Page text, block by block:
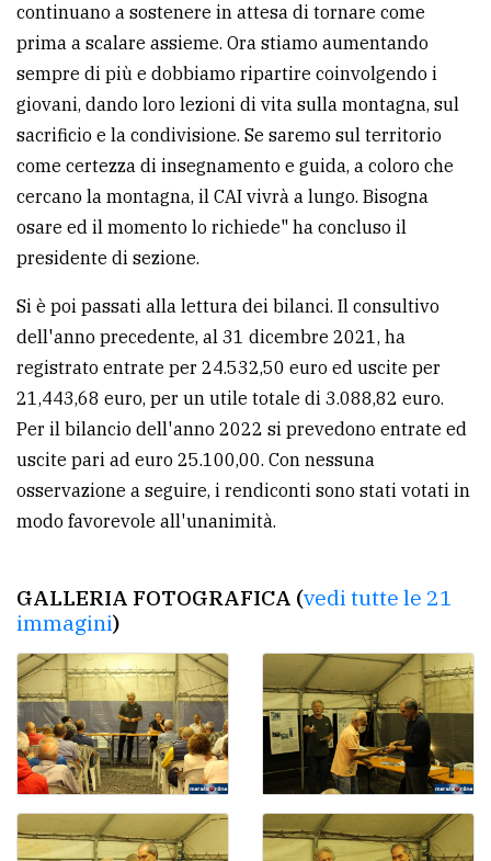
continuano a sostenere in attesa di tornare come
prima a scalare assieme. Ora stiamo aumentando
sempre di più e dobbiamo ripartire coinvolgendo i
giovani, dando loro lezioni di vita sulla montagna, sul
sacrificio e la condivisione. Se saremo sul territorio
come certezza di insegnamento e guida, a coloro che
cercano la montagna, il CAI vivrà a lungo. Bisogna
osare ed il momento lo richiede" ha concluso il
presidente di sezione.
Si è poi passati alla lettura dei bilanci. Il consultivo
dell'anno precedente, al 31 dicembre 2021, ha
registrato entrate per 24.532,50 euro ed uscite per
21,443,68 euro, per un utile totale di 3.088,82 euro.
Per il bilancio dell'anno 2022 si prevedono entrate ed
uscite pari ad euro 25.100,00. Con nessuna
osservazione a seguire, i rendiconti sono stati votati in
modo favorevole all'unanimità.
GALLERIA FOTOGRAFICA (vedi tutte le 21
immagini)